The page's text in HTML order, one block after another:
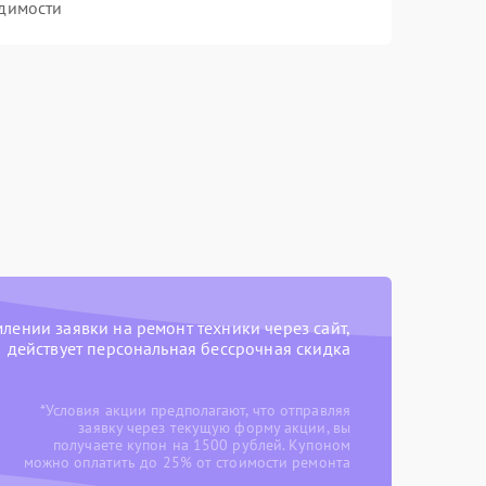
заявки на ремонт техники через сайт,
действует персональная бессрочная скидка
*Условия акции предполагают, что отправляя
заявку через текущую форму акции, вы
получаете купон на 1500 рублей. Купоном
можно оплатить до 25% от стоимости ремонта